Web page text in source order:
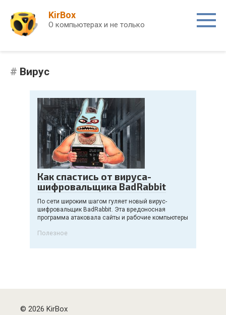
контенту
KirBox
О компьютерах и не только
Вирус
Как спастись от вируса-
шифровальщика BadRabbit
По сети широким шагом гуляет новый вирус-
шифровальщик BadRabbit. Эта вредоносная
программа атаковала сайты и рабочие компьютеры
Полезное
© 2026 KirBox